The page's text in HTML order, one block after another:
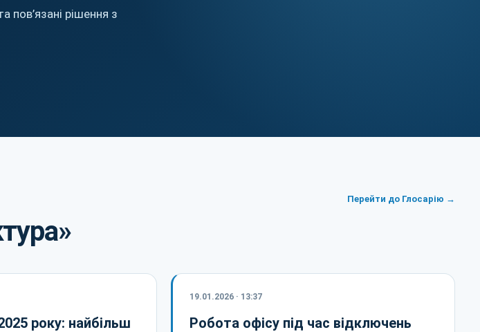
пов’язані рішення з
Перейти до Глосарію →
року: найбільш
19.01.2026 · 13:37
Робота офісу під час відключень